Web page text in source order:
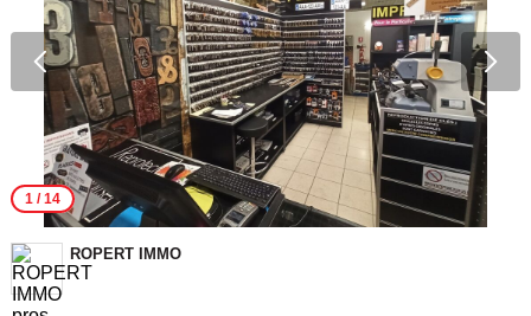
1/ 14
ROPERT IMMO